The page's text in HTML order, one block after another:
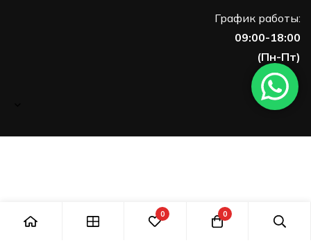
График работы:
09:00-18:00
(Пн-Пт)
0 0